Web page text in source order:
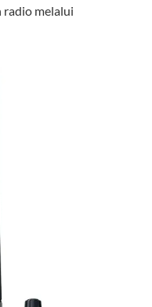
radio melalui